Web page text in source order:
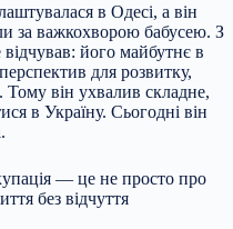
в Одесі, а він
за важкохворою бабусею. З
його майбутнє в
для розвитку,
Тому він ухвалив складне,
в Україну. Сьогодні він
— це не просто про
без відчуття